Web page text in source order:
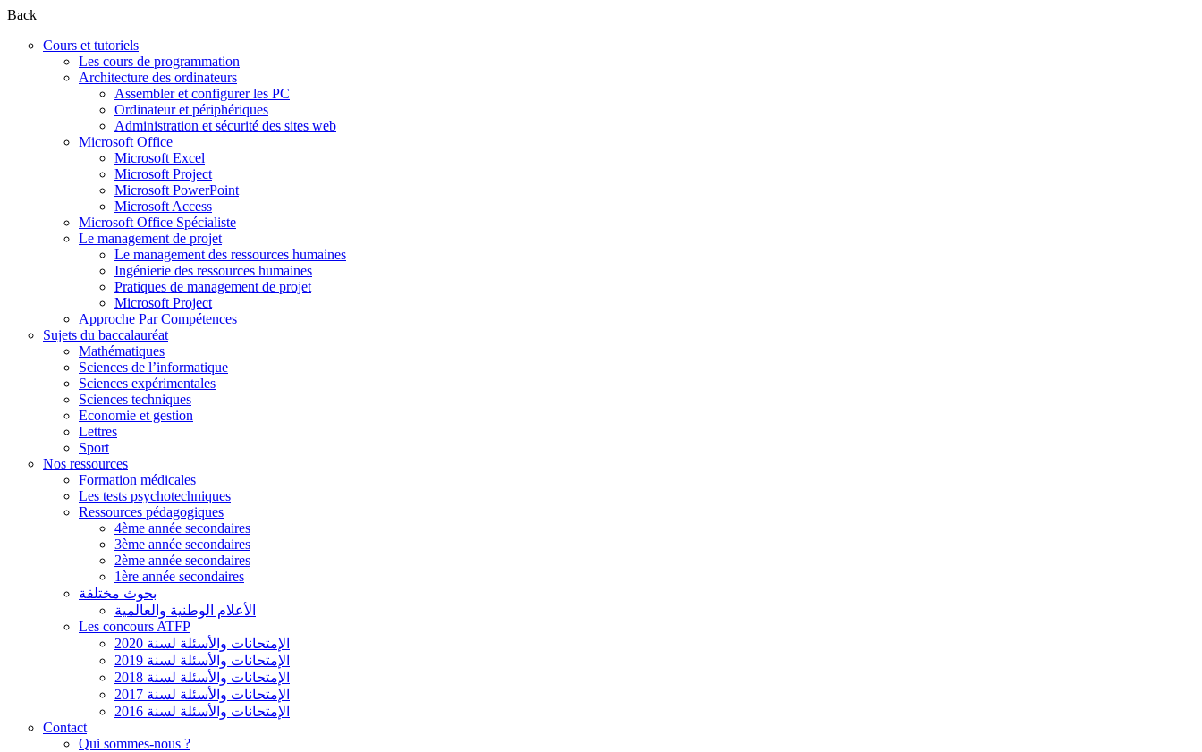
Back
Cours et tutoriels
Les cours de programmation
Architecture des ordinateurs
Assembler et configurer les PC
Ordinateur et périphériques
Administration et sécurité des sites web
Microsoft Office
Microsoft Excel
Microsoft Project
Microsoft PowerPoint
Microsoft Access
Microsoft Office Spécialiste
Le management de projet
Le management des ressources humaines
Ingénierie des ressources humaines
Pratiques de management de projet
Microsoft Project
Approche Par Compétences
Sujets du baccalauréat
Mathématiques
Sciences de l’informatique
Sciences expérimentales
Sciences techniques
Economie et gestion
Lettres
Sport
Nos ressources
Formation médicales
Les tests psychotechniques
Ressources pédagogiques
4ème année secondaires
3ème année secondaires
2ème année secondaires
1ère année secondaires
بحوث مختلفة
الأعلام الوطنية والعالمية
Les concours ATFP
الإمتحانات والأسئلة لسنة 2020
الإمتحانات والأسئلة لسنة 2019
الإمتحانات والأسئلة لسنة 2018
الإمتحانات والأسئلة لسنة 2017
الإمتحانات والأسئلة لسنة 2016
Contact
Qui sommes-nous ?